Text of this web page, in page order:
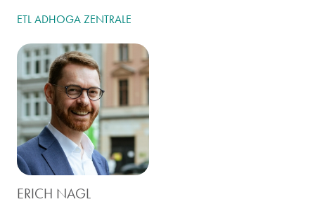
ETL ADHOGA ZENTRALE
ERICH NAGL